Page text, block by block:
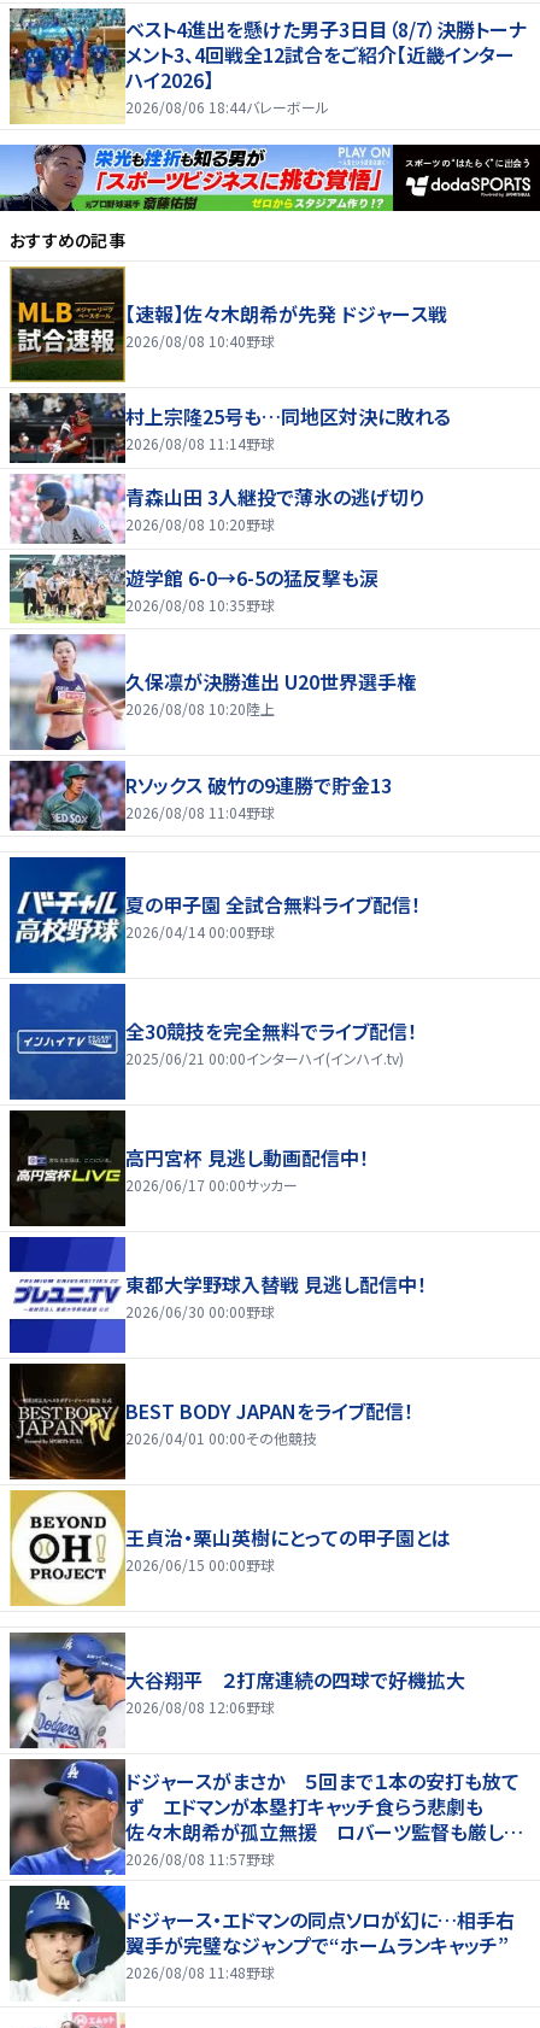
ベスト4進出を懸けた男子3日目（8/7）決勝トーナ
メント3、4回戦全12試合をご紹介【近畿インター
ハイ2026】
2026/08/06 18:44バレーボール
おすすめの記事
【速報】佐々木朗希が先発 ドジャース戦
2026/08/08 10:40野球
村上宗隆25号も…同地区対決に敗れる
2026/08/08 11:14野球
青森山田 3人継投で薄氷の逃げ切り
2026/08/08 10:20野球
遊学館 6-0→6-5の猛反撃も涙
2026/08/08 10:35野球
久保凛が決勝進出 U20世界選手権
2026/08/08 10:20陸上
Rソックス 破竹の9連勝で貯金13
2026/08/08 11:04野球
夏の甲子園 全試合無料ライブ配信！
2026/04/14 00:00野球
全30競技を完全無料でライブ配信！
2025/06/21 00:00インターハイ(インハイ.tv)
高円宮杯 見逃し動画配信中！
2026/06/17 00:00サッカー
東都大学野球入替戦 見逃し配信中！
2026/06/30 00:00野球
BEST BODY JAPANをライブ配信！
2026/04/01 00:00その他競技
王貞治・栗山英樹にとっての甲子園とは
2026/06/15 00:00野球
大谷翔平 ２打席連続の四球で好機拡大
2026/08/08 12:06野球
ドジャースがまさか ５回まで１本の安打も放て
ず エドマンが本塁打キャッチ食らう悲劇も
佐々木朗希が孤立無援 ロバーツ監督も厳しい
表情
2026/08/08 11:57野球
ドジャース・エドマンの同点ソロが幻に…相手右
翼手が完璧なジャンプで“ホームランキャッチ”
2026/08/08 11:48野球